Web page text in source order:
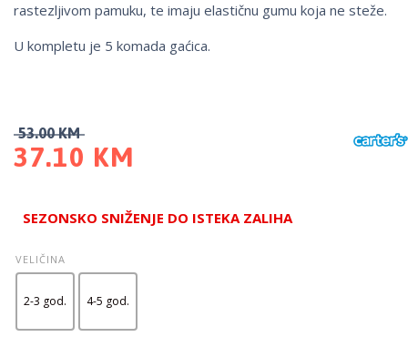
rastezljivom pamuku, te imaju elastičnu gumu koja ne steže.
U kompletu je 5 komada gaćica.
53.00KM
37.10 KM
SEZONSKO SNIŽENJE DO ISTEKA ZALIHA
VELIČINA
2-3 god. 4-5 god.